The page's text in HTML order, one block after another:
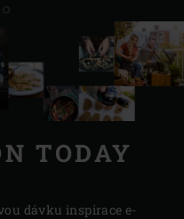
TODAY
dávku inspirace e-